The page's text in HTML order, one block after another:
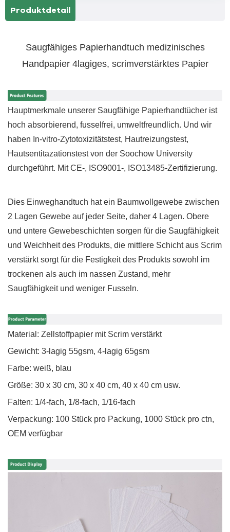
Produktdetail
Saugfähiges Papierhandtuch medizinisches
Handpapier 4lagiges, scrimverstärktes Papier
Hauptmerkmale unserer Saugfähige Papierhandtücher ist
hoch absorbierend, fusselfrei, umweltfreundlich. Und wir
haben In-vitro-Zytotoxizitätstest, Hautreizungstest,
Hautsentitazationstest von der Soochow University
durchgeführt. Mit CE-, ISO9001-, ISO13485-Zertifizierung.
Dies Einweghandtuch hat ein Baumwollgewebe zwischen
2 Lagen Gewebe auf jeder Seite, daher 4 Lagen. Obere
und untere Gewebeschichten sorgen für die Saugfähigkeit
und Weichheit des Produkts, die mittlere Schicht aus Scrim
verstärkt sorgt für die Festigkeit des Produkts sowohl im
trockenen als auch im nassen Zustand, mehr
Saugfähigkeit und weniger Fusseln.
Material: Zellstoffpapier mit Scrim verstärkt
Gewicht: 3-lagig 55gsm, 4-lagig 65gsm
Farbe: weiß, blau
Größe: 30 x 30 cm, 30 x 40 cm, 40 x 40 cm usw.
Falten: 1/4-fach, 1/8-fach, 1/16-fach
Verpackung: 100 Stück pro Packung, 1000 Stück pro ctn,
OEM verfügbar